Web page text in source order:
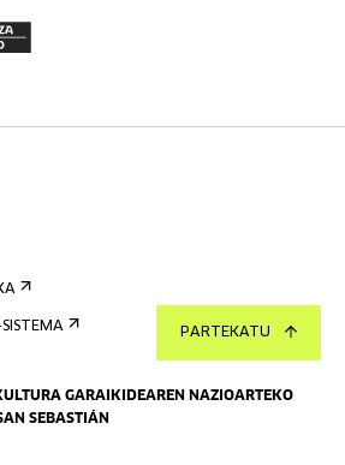
PARTEKATU
GARAIKIDEAREN NAZIOARTEKO
SEBASTIÁN